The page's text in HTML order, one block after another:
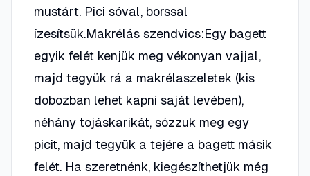
mustárt. Pici sóval, borssal
ízesítsük.Makrélás szendvics:Egy bagett
egyik felét kenjük meg vékonyan vajjal,
majd tegyük rá a makrélaszeletek (kis
dobozban lehet kapni saját levében),
néhány tojáskarikát, sózzuk meg egy
picit, majd tegyük a tejére a bagett másik
felét. Ha szeretnénk, kiegészíthetjük még